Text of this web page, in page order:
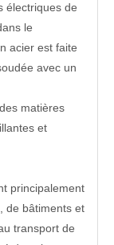
électriques de
le
acier est faite
avec un
matières
et
principalement
de bâtiments et
transport de